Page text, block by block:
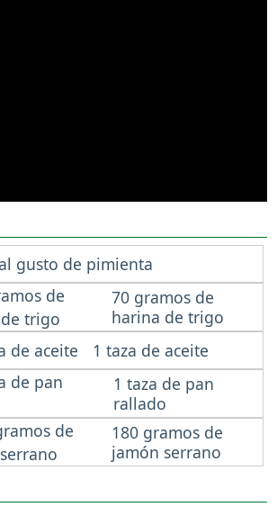
gusto de pimienta
70 gramos de
harina de trigo
1 taza de aceite
1 taza de pan
rallado
180 gramos de
jamón serrano